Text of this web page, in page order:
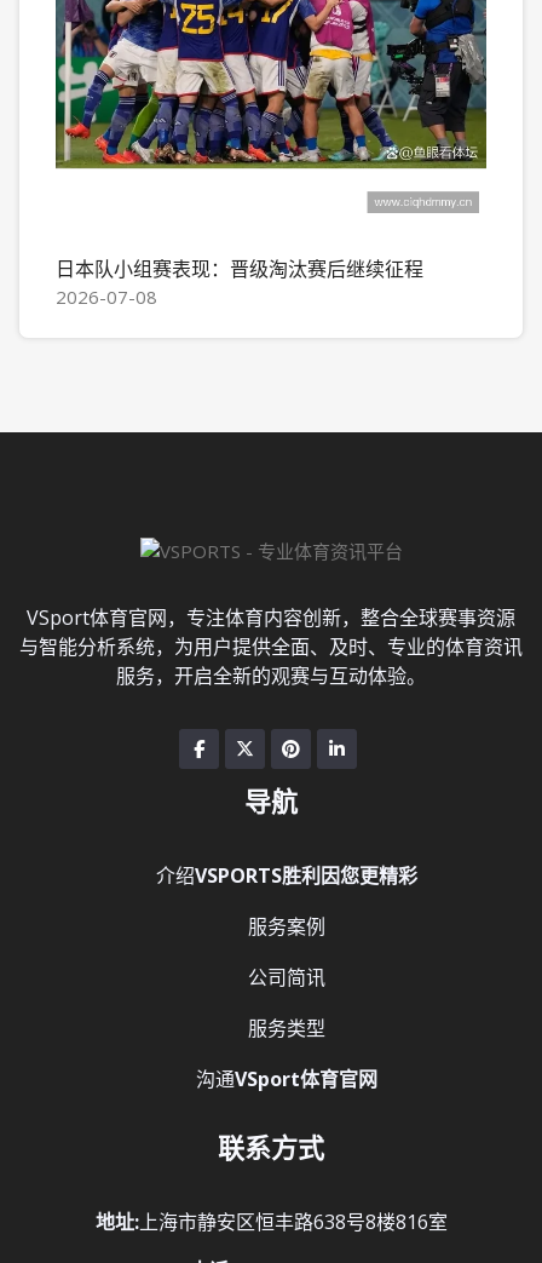
日本队小组赛表现：晋级淘汰赛后继续征程
2026-07-08
VSport体育官网，专注体育内容创新，整合全球赛事资源
与智能分析系统，为用户提供全面、及时、专业的体育资讯
服务，开启全新的观赛与互动体验。
导航
介绍VSPORTS胜利因您更精彩
服务案例
公司简讯
服务类型
沟通VSport体育官网
联系方式
地址:上海市静安区恒丰路638号8楼816室